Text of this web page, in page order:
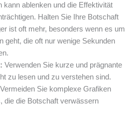
kann ablenken und die Effektivität
Halten Sie Ihre Botschaft
ist oft mehr, besonders wenn es um
geht, die oft nur wenige Sekunden
Verwenden Sie kurze und prägnante
zu lesen und zu verstehen sind.
Vermeiden Sie komplexe Grafiken
die die Botschaft verwässern